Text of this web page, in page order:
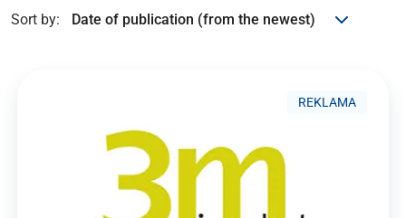
Sort by:
REKLAMA